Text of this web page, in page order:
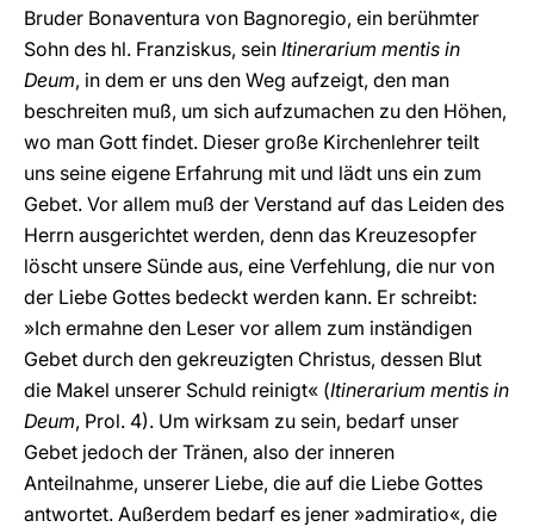
Bruder Bonaventura von Bagnoregio, ein berühmter
Sohn des hl. Franziskus, sein Itinerarium mentis in
Deum, in dem er uns den Weg aufzeigt, den man
beschreiten muß, um sich aufzumachen zu den Höhen,
wo man Gott findet. Dieser große Kirchenlehrer teilt
uns seine eigene Erfahrung mit und lädt uns ein zum
Gebet. Vor allem muß der Verstand auf das Leiden des
Herrn ausgerichtet werden, denn das Kreuzesopfer
löscht unsere Sünde aus, eine Verfehlung, die nur von
der Liebe Gottes bedeckt werden kann. Er schreibt:
»Ich ermahne den Leser vor allem zum inständigen
Gebet durch den gekreuzigten Christus, dessen Blut
die Makel unserer Schuld reinigt« (Itinerarium mentis in
Deum, Prol. 4). Um wirksam zu sein, bedarf unser
Gebet jedoch der Tränen, also der inneren
Anteilnahme, unserer Liebe, die auf die Liebe Gottes
antwortet. Außerdem bedarf es jener »admiratio«, die